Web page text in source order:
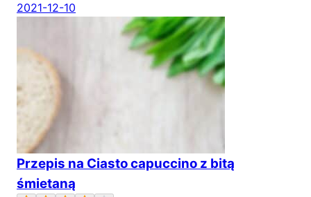
2021-12-10
Przepis na Ciasto capuccino z bitą
śmietaną